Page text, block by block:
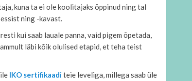
kuna ta ei ole koolitajaks õppinud ning tal
ning -kavast.
kui saab lauale panna, vaid pigem õpetada,
läbi kõik olulised etapid, et teha teist
IKO sertifikaaditeie leveliga, millega saab üle